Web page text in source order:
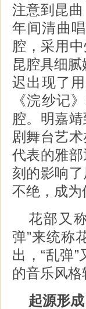
注意到昆
年间清曲
腔，采用
昆腔具细腻
迟出现了
《浣纱记
腔。明嘉
剧舞台艺
代表的雅
刻的影响
不绝，成为
花部又
弹”来统称
出，“乱弹”
的音乐风格
起源形成